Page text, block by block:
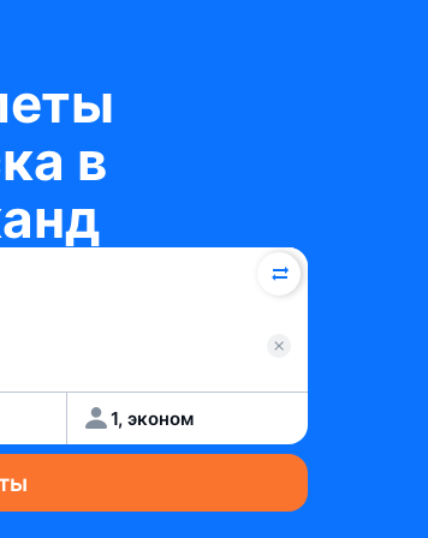
в
1, эконом